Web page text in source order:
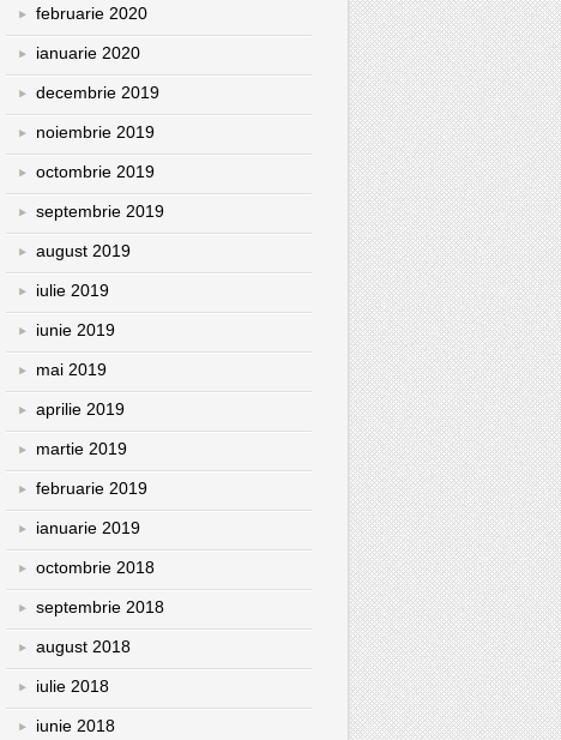
februarie 2020
ianuarie 2020
decembrie 2019
noiembrie 2019
octombrie 2019
septembrie 2019
august 2019
iulie 2019
iunie 2019
mai 2019
aprilie 2019
martie 2019
februarie 2019
ianuarie 2019
octombrie 2018
septembrie 2018
august 2018
iulie 2018
iunie 2018